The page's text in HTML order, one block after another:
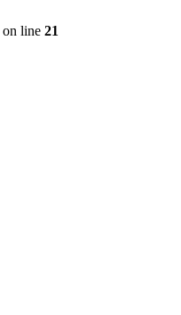
on line 21